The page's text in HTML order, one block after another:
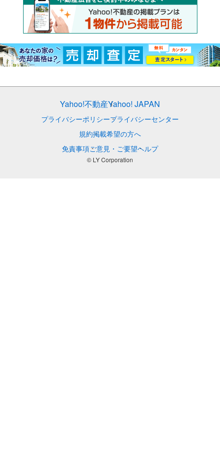
Yahoo!不動産Yahoo! JAPAN
プライバシーポリシープライバシーセンター
規約掲載希望の方へ
免責事項ご意見・ご要望ヘルプ
© LY Corporation